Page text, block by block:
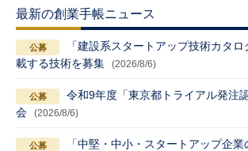
最新の創業手帳ニュース
「建設系スタートアップ技術カタ
載する技術を募集
(2026/8/6)
令和9年度「東京都トライアル発注
会
(2026/8/6)
「中堅・中小・スタートアップ企